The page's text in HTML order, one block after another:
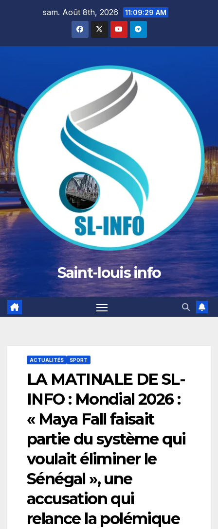
sam. Août 8th, 2026 11:09:30 AM
Saint-louis info
ACTUALITÉS SPORT
LA MATINALE DE SL-
INFO : Mondial 2026 :
« Maya Fall faisait
partie du système qui
voulait éliminer le
Sénégal », une
accusation qui
relance la polémique